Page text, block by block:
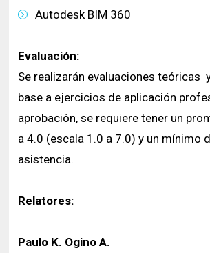
Autodesk BIM 360
Evaluación:
Se realizarán evaluaciones teóricas
base a ejercicios de aplicación
aprobación, se requiere tener un
a 4.0 (escala 1.0 a 7.0) y un mínimo
asistencia.
Relatores:
Paulo K. Ogino A.